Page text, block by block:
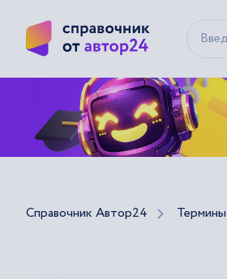
Справочник Автор24 Термины